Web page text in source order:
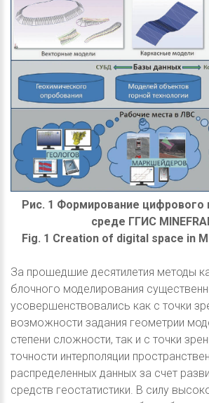
Рис. 1 Формирование цифрового
среде ГГИС
Fig. 1 Creation of digital space in
За прошедшие десятилетия методы
блочного моделирования
усовершенствовались как с точки
возможности задания геометрии
степени сложности, так и с точки
точности интерполяции
распределенных данных за счет
средств геостатистики. В силу